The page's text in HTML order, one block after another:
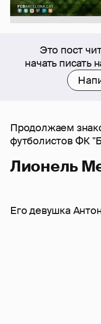
Это пост
начать писать
Продолжаем
футболистов ФК
Лионель
Его девушка